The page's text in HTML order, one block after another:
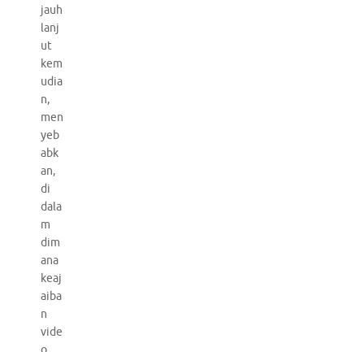
jauh
lanj
ut
kem
udia
n,
men
yeb
abk
an,
di
dala
m
dim
ana
keaj
aiba
n
vide